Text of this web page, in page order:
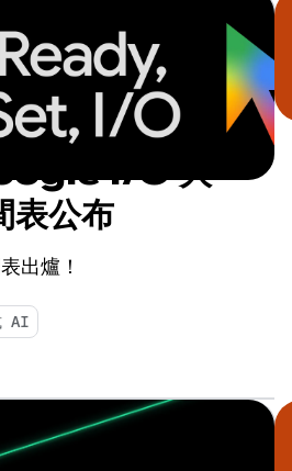
I/O 大
表公布
出爐！
AI